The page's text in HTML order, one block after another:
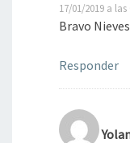
17/01/2019 a las
Bravo Nieves
Responder